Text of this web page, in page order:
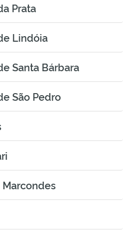
Prata
Lindóia
Santa Bárbara
São Pedro